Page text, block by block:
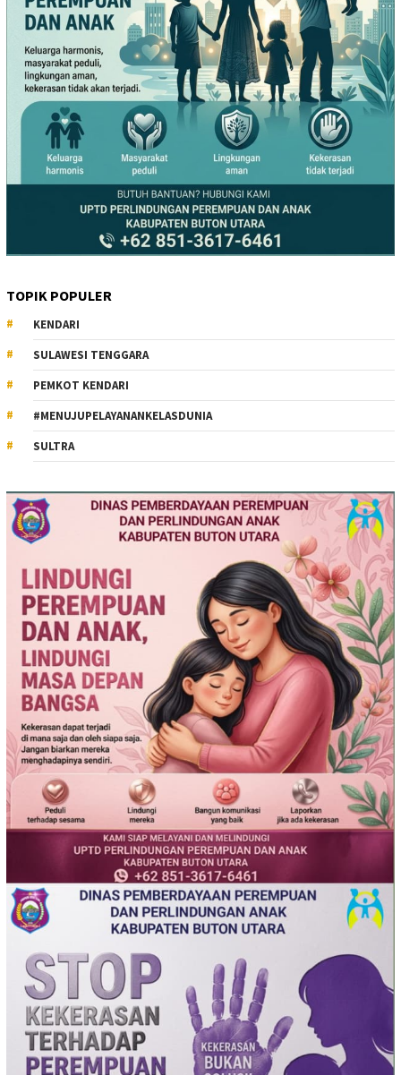
TOPIK POPULER
KENDARI
SULAWESI TENGGARA
PEMKOT KENDARI
#MENUJUPELAYANANKELASDUNIA
SULTRA